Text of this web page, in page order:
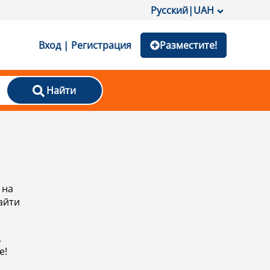
Русский|UAH
Вход | Регистрация Разместите!
Найти